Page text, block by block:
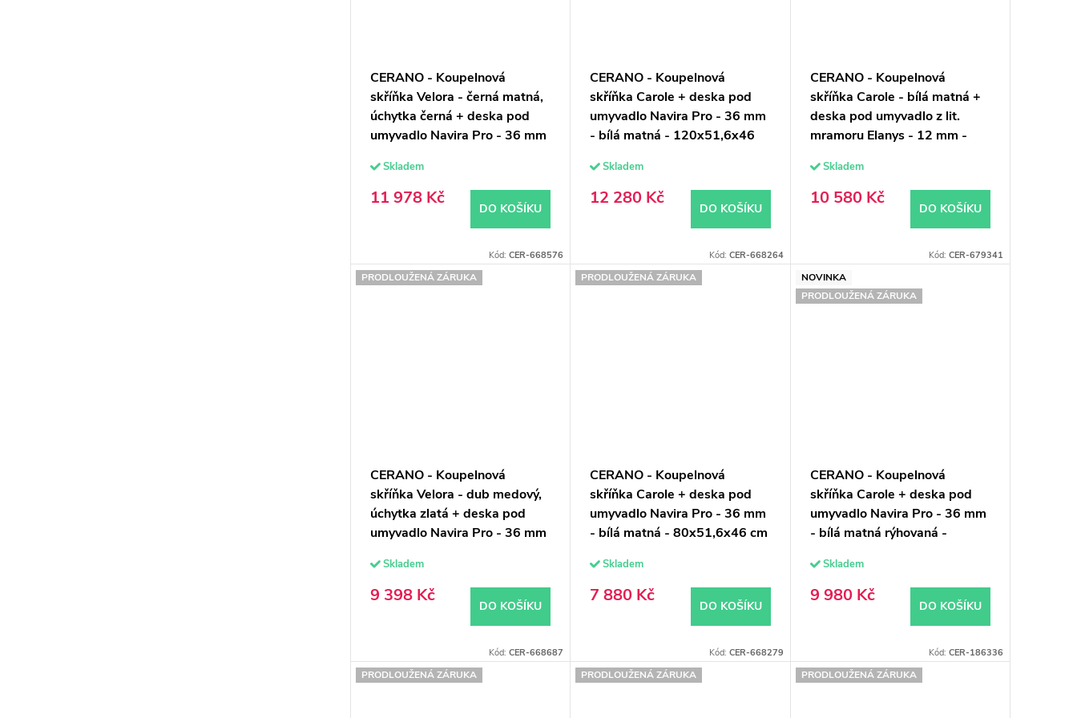
CERANO - Koupelnová
skříňka Velora - černá matná,
úchytka černá + deska pod
umyvadlo Navira Pro - 36 mm
Skladem
11 978 Kč
DO KOŠÍKU
Kód:CER-668576
CERANO - Koupelnová
skříňka Carole + deska pod
umyvadlo Navira Pro - 36 mm
- bílá matná - 120x51,6x46
Skladem
12 280 Kč
DO KOŠÍKU
Kód: CER-668264
CERANO - Koupelnová
skříňka Carole - bílá matná +
deska pod umyvadlo z lit.
mramoru Elanys - 12 mm -
Skladem
10 580 Kč
DO KOŠÍKU
Kód: CER-679341
PRODLOUŽENÁ ZÁRUKA
CERANO - Koupelnová
skříňka Velora - dub medový,
úchytka zlatá + deska pod
umyvadlo Navira Pro - 36 mm
Skladem
9 398 Kč
DO KOŠÍKU
Kód:CER-668687
PRODLOUŽENÁ ZÁRUKA
CERANO - Koupelnová
skříňka Carole + deska pod
umyvadlo Navira Pro - 36 mm
- bílá matná - 80x51,6x46 cm
Skladem
7 880 Kč
DO KOŠÍKU
Kód: CER-668279
NOVINKA
PRODLOUŽENÁ ZÁRUKA
CERANO - Koupelnová
skříňka Carole + deska pod
umyvadlo Navira Pro - 36 mm
- bílá matná rýhovaná -
Skladem
9 980 Kč
DO KOŠÍKU
Kód: CER-186336
PRODLOUŽENÁ ZÁRUKA PRODLOUŽENÁ ZÁRUKA PRODLOUŽENÁ ZÁRUKA